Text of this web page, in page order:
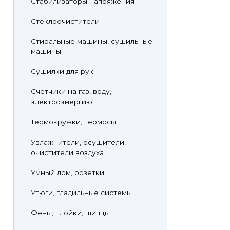
Стеклоочистители
Стиральные машины, сушильные
машины
Сушилки для рук
Счетчики на газ, воду,
электроэнергию
Термокружки, термосы
Увлажнители, осушители,
очистители воздуха
Умный дом, розетки
Утюги, гладильные системы
Фены, плойки, щипцы